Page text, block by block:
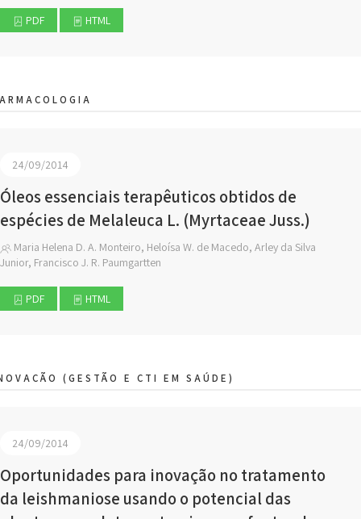
PDF HTML
24/09/2014
Óleos essenciais terapêuticos obtidos de
espécies de Melaleuca L. (Myrtaceae Juss.)
Maria Helena D. A. Monteiro, Heloísa W. de Macedo, Arley da Silva
Junior, Francisco J. R. Paumgartten
PDF HTML
(GESTÃO E CTI EM SAÚDE)
24/09/2014
Oportunidades para inovação no tratamento
da leishmaniose usando o potencial das